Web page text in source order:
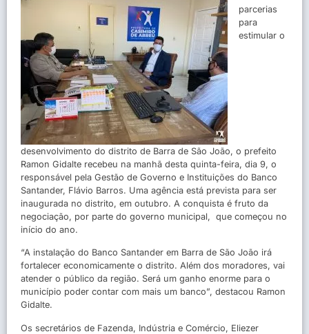
parcerias
para
estimular o
desenvolvimento do distrito de Barra de São João, o prefeito
Ramon Gidalte recebeu na manhã desta quinta-feira, dia 9, o
responsável pela Gestão de Governo e Instituições do Banco
Santander, Flávio Barros. Uma agência está prevista para ser
inaugurada no distrito, em outubro. A conquista é fruto da
negociação, por parte do governo municipal, que começou no
início do ano.
“A instalação do Banco Santander em Barra de São João irá
fortalecer economicamente o distrito. Além dos moradores, vai
atender o público da região. Será um ganho enorme para o
município poder contar com mais um banco”, destacou Ramon
Gidalte.
Os secretários de Fazenda, Indústria e Comércio, Eliezer